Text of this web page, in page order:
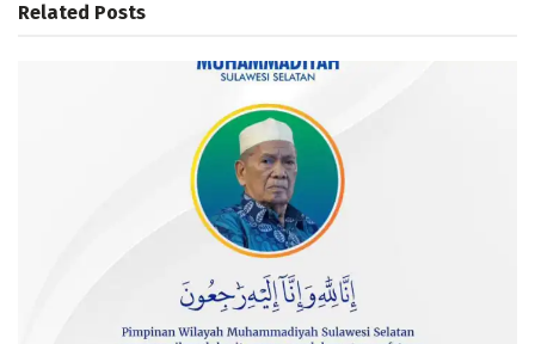
Related Posts